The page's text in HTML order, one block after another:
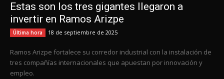
Estas son los tres gigantes llegaron a
invertir en Ramos Arizpe
Última hora 18 de septiembre de 2025
Ramos Arizpe fortalece su corredor industrial con la instalación de
tres compañías internacionales que apuestan por innovación y
empleo.